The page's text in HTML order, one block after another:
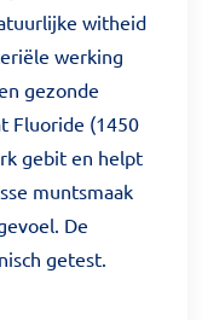
witheid
werking
gezonde
Fluoride (1450
gebit en helpt
muntsmaak
De
getest.